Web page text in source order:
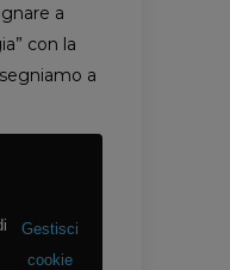
a
con la
a
Gestisci
cookie